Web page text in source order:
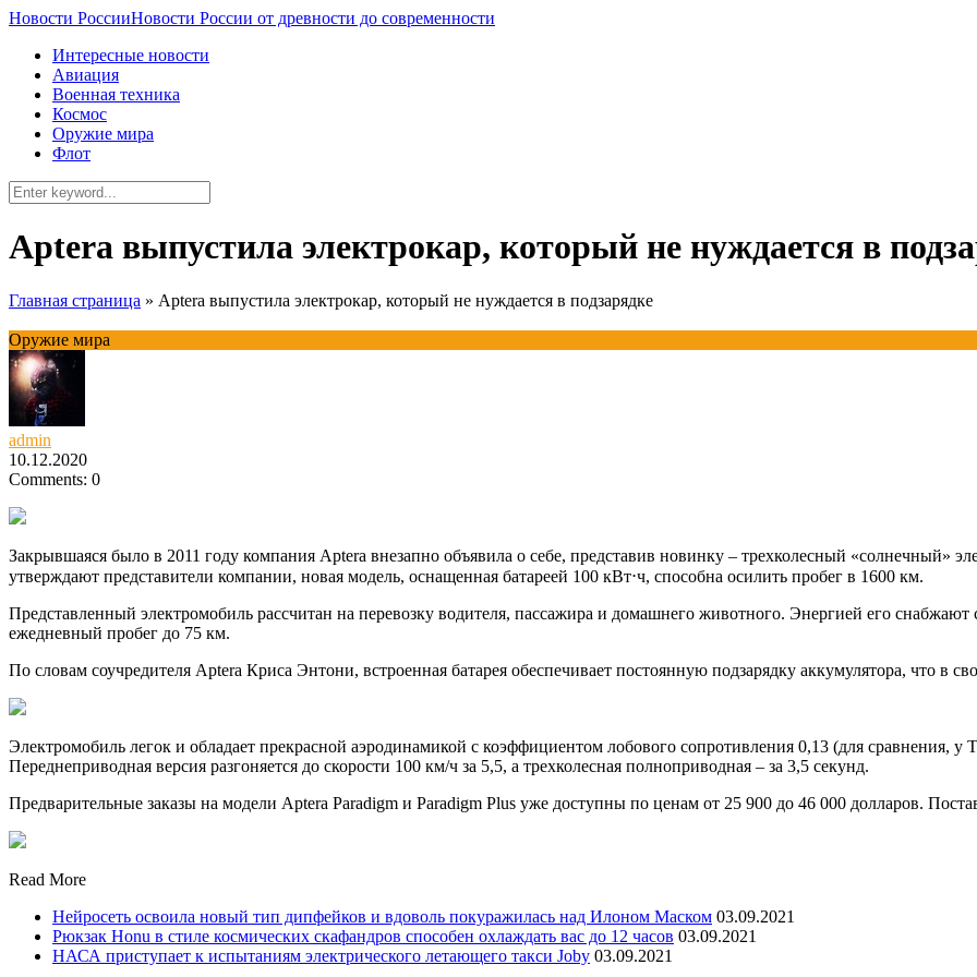
Новости РоссииНовости России от древности до современности
Интересные новости
Авиация
Военная техника
Космос
Оружие мира
Флот
Aptera выпустила электрокар, который не нуждается в
Главная страница » Aptera выпустила электрокар, который не нуждается в подзарядке
Оружие мира
admin
10.12.2020
Comments: 0
Закрывшаяся было в 2011 году компания Aptera внезапно объявила о себе, представив новинку – трехколесный «солнечный»
утверждают представители компании, новая модель, оснащенная батареей 100 кВт⋅ч, способна осилить пробег в 1600 км.
Представленный электромобиль рассчитан на перевозку водителя, пассажира и домашнего животного. Энергией его
ежедневный пробег до 75 км.
По словам соучредителя Aptera Криса Энтони, встроенная батарея обеспечивает постоянную подзарядку аккумулятора, что в
Электромобиль легок и обладает прекрасной аэродинамикой с коэффициентом лобового сопротивления 0,13 (для сравнения, у
Переднеприводная версия разгоняется до скорости 100 км/ч за 5,5, а трехколесная полноприводная – за 3,5 секунд.
Предварительные заказы на модели Aptera Paradigm и Paradigm Plus уже доступны по ценам от 25 900 до 46 000 долларов.
Read More
Нейросеть освоила новый тип дипфейков и вдоволь покуражилась над Илоном Маском 03.09.2021
Рюкзак Honu в стиле космических скафандров способен охлаждать вас до 12 часов 03.09.2021
НАСА приступает к испытаниям электрического летающего такси Joby 03.09.2021